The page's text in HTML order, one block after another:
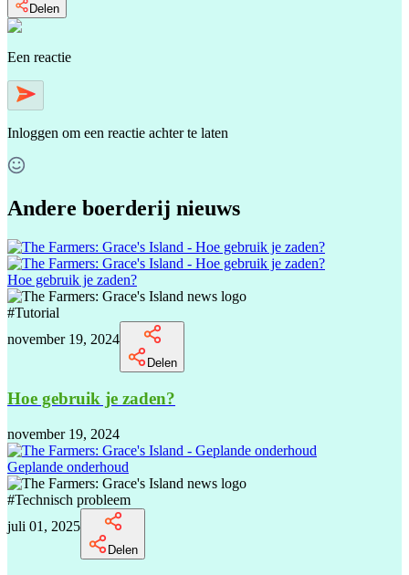
Delen
Een reactie
Inloggen om een reactie achter te laten
Andere boerderij nieuws
Hoe gebruik je zaden?
#Tutorial
november 19, 2024
Delen
Hoe gebruik je zaden?
november 19, 2024
Geplande onderhoud
#Technisch probleem
juli 01, 2025
Delen